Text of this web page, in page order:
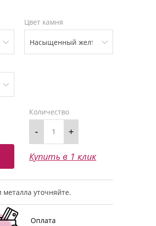
Цвет камня
Количество
- +
Купить в 1 клик
уточняйте.
Оплата